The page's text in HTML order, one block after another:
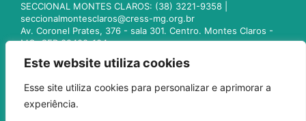
Este website utiliza cookies
Esse site utiliza cookies para personalizar e aprimorar a
experiência.
SECCIONAL MONTES CLAROS: (38) 3221-9358 |
seccionalmontesclaros@cress-mg.org.br
Av. Coronel Prates, 376 - sala 301. Centro. Montes Claros -
MG. CEP 39400-104
seccionaluberlandia@cress-mg.org.br
Av. Afonso Pena, 547 - sala 101. Uberlândia - MG. CEP